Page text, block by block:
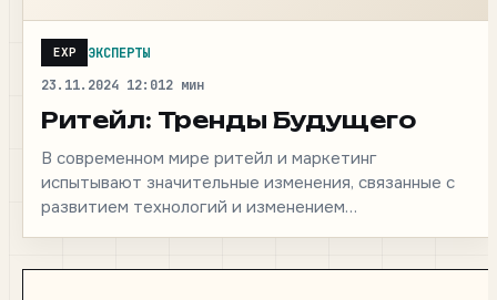
EXP
ЭКСПЕРТЫ
23.11.2024 12:012 мин
Ритейл: Тренды Будущего
В современном мире ритейл и маркетинг
испытывают значительные изменения, связанные с
развитием технологий и изменением
потребительских привычек. Для сохранения